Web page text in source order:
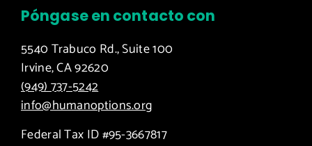
Póngase en contacto con
5540 Trabuco Rd., Suite 100
Irvine, CA 92620
(949) 737-5242
info@humanoptions.org
Federal Tax ID #95-3667817